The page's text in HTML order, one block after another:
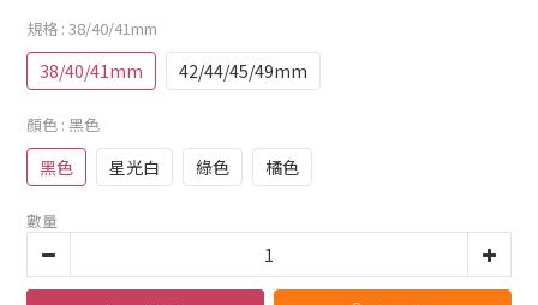
規格 : 38/40/41mm
38/40/41mm 42/44/45/49mm
顏色 : 黑色
黑色 星光白 綠色 橘色
數量